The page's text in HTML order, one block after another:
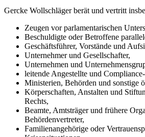
Gercke Wollschläger berät und vertritt
Zeugen vor parlamentarischen
Beschuldigte oder Betroffene
Geschäftsführer, Vorstände und
Unternehmer und Gesellschafter,
Unternehmen und
leitende Angestellte und
Ministerien, Behörden und sonstige
Körperschaften, Anstalten und
Rechts,
Beamte, Amtsträger und frühere
Behördenvertreter,
Familienangehörige oder